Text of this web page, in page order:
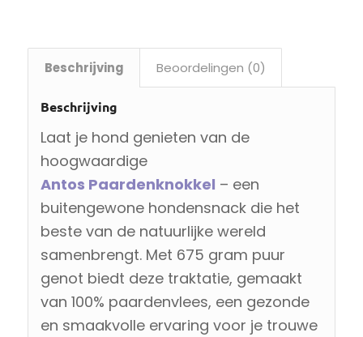
Beschrijving Beoordelingen (0)
Beschrijving
Laat je hond genieten van de
hoogwaardige
Antos Paardenknokkel – een
buitengewone hondensnack die het
beste van de natuurlijke wereld
samenbrengt. Met 675 gram puur
genot biedt deze traktatie, gemaakt
van 100% paardenvlees, een gezonde
en smaakvolle ervaring voor je trouwe